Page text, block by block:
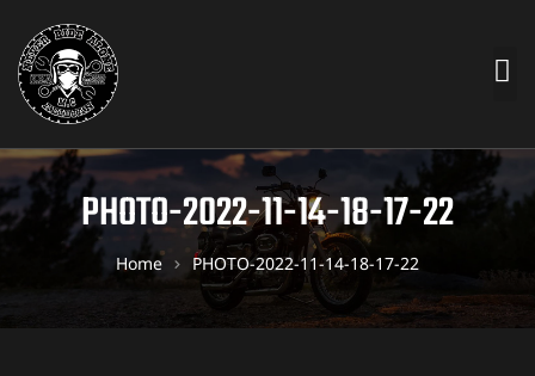
PHOTO-2022-11-14-18-17-22
Home PHOTO-2022-11-14-18-17-22